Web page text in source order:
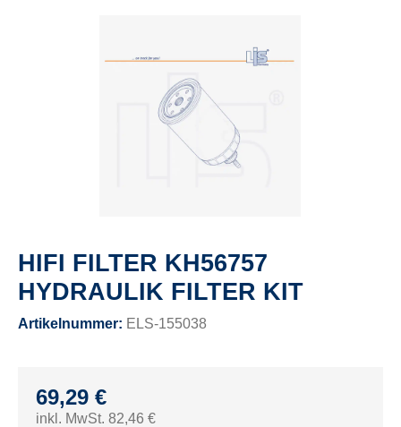
HIFI FILTER KH56757
HYDRAULIK FILTER KIT
Artikelnummer: ELS-155038
69,29 €
inkl. MwSt. 82,46 €